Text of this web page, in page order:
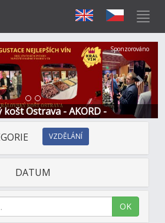
košt Ostrava - AKORD -
Další
Sponzorováno
VZDĚLÁNÍ
DATUM
OK